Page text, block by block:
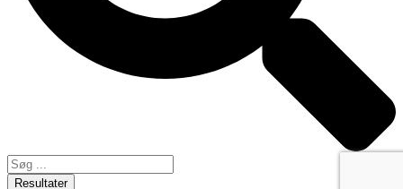
Resultater